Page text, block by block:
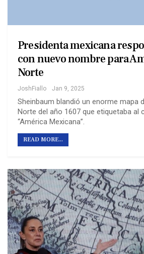
Presidenta mexicana
con nuevo nombre para
Norte
JoshFiallo Jan 9, 2025
Sheinbaum blandió un enorme mapa
Norte del año 1607 que etiquetaba al
“América Mexicana”.
READ MORE...